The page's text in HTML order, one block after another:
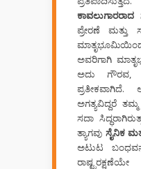
ಕಾವಲುಗಾರರಾದ
ಪ್ರೇರಣೆ
ಅವರಿಗಾಗಿ
ಅದು ಗೌರವ,
ಪ್ರತೀಕವಾಗಿದೆ.
ಅಗತ್ಯವಿದ್ದರೆ
ಸದಾ
ತ್ಯಾಗವು ಸೈನಿಕ
ಅಟುಟ